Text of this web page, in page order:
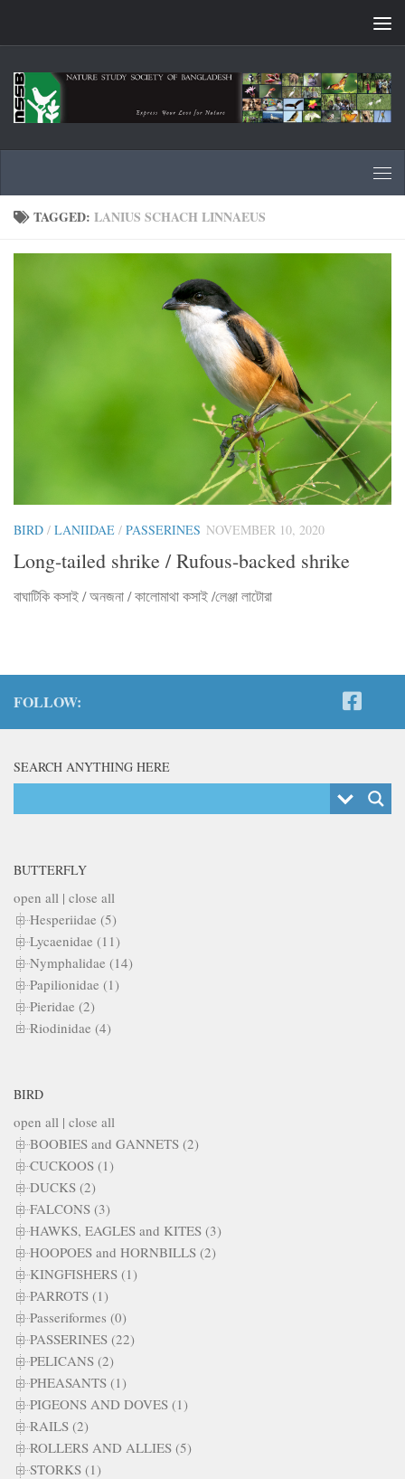
TAGGED: LANIUS SCHACH LINNAEUS
BIRD / LANIIDAE / PASSERINES NOVEMBER 10, 2020
Long-tailed shrike / Rufous-backed shrike
বাঘাটিকি কসাই / অনজনা / কালোমাথা কসাই /লেঞ্জা লাটোরা
FOLLOW:
SEARCH ANYTHING HERE
BUTTERFLY
open all | close all
Hesperiidae (5)
Lycaenidae (11)
Nymphalidae (14)
Papilionidae (1)
Pieridae (2)
Riodinidae (4)
BIRD
open all | close all
BOOBIES and GANNETS (2)
CUCKOOS (1)
DUCKS (2)
FALCONS (3)
HAWKS, EAGLES and KITES (3)
HOOPOES and HORNBILLS (2)
KINGFISHERS (1)
PARROTS (1)
Passeriformes (0)
PASSERINES (22)
PELICANS (2)
PHEASANTS (1)
PIGEONS AND DOVES (1)
RAILS (2)
ROLLERS AND ALLIES (5)
STORKS (1)